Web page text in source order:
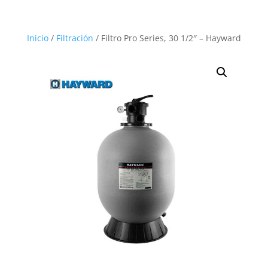
Inicio/ Filtración / Filtro Pro Series, 30 1/2″ – Hayward